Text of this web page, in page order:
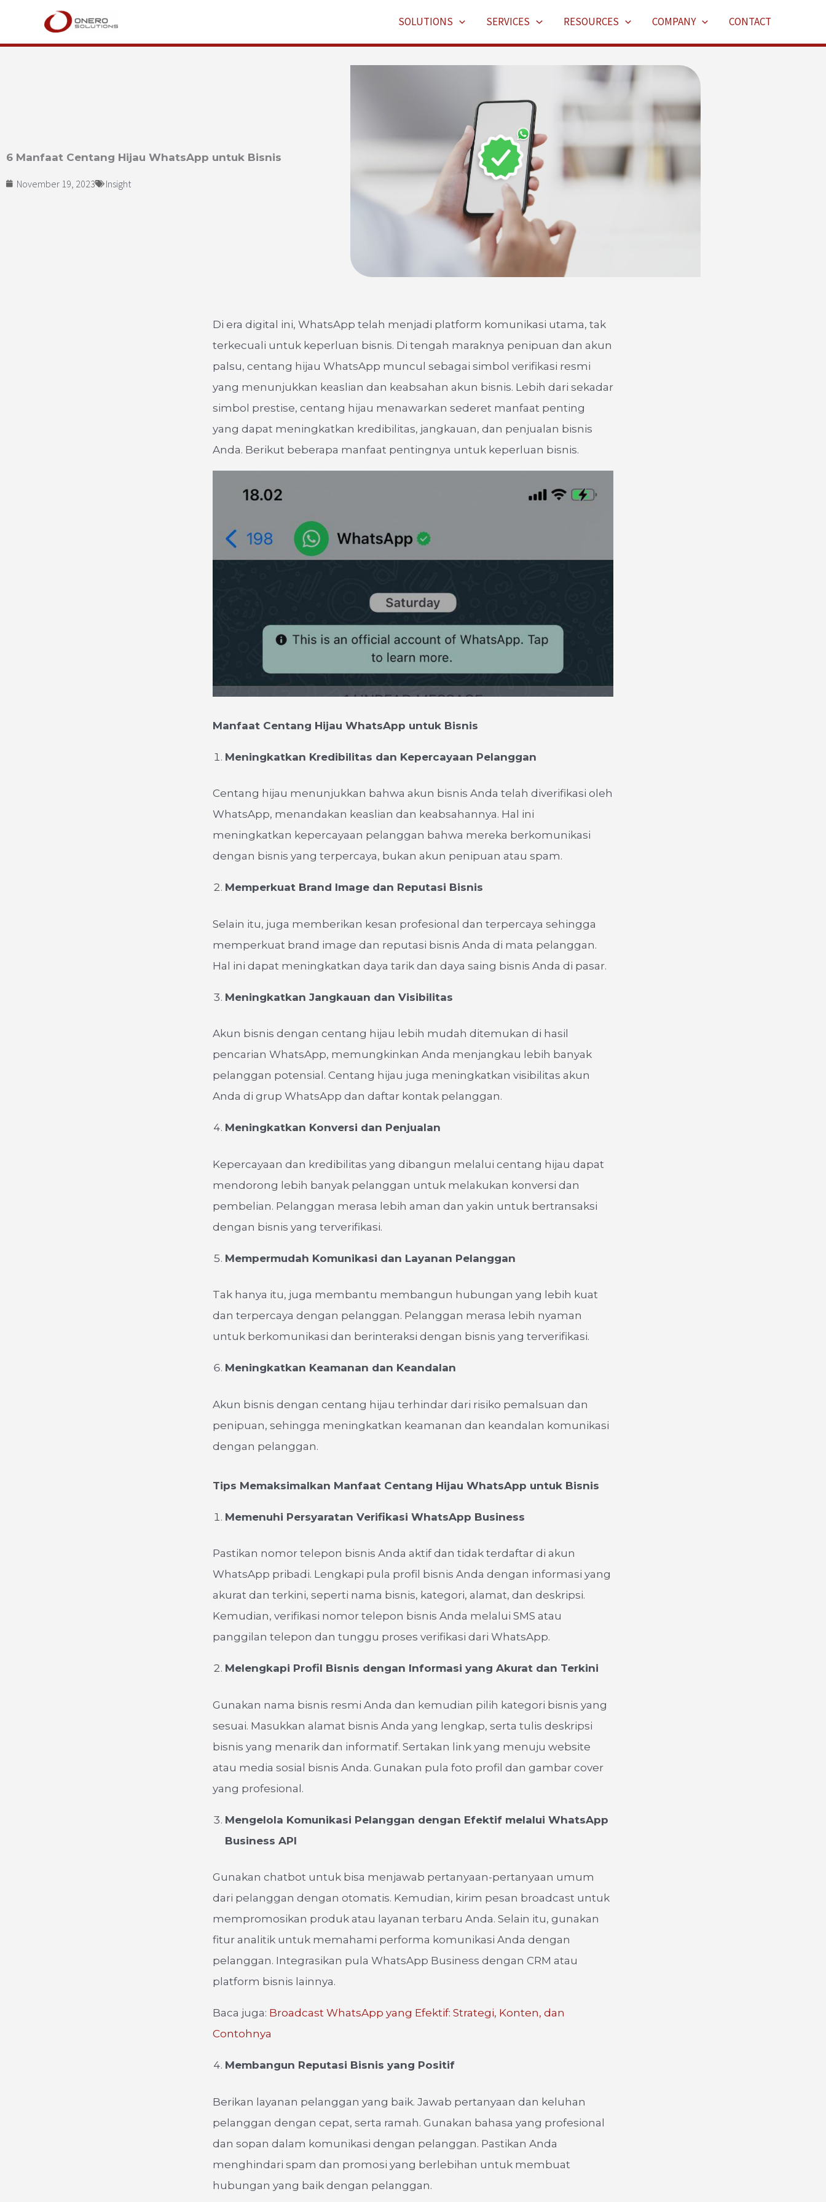
konten
SOLUTIONS SERVICES RESOURCES COMPANY CONTACT
6 Manfaat Centang Hijau WhatsApp untuk Bisnis
November 19, 2023 Insight
Di era digital ini, WhatsApp telah menjadi platform komunikasi utama, tak
terkecuali untuk keperluan bisnis. Di tengah maraknya penipuan dan akun
palsu, centang hijau WhatsApp muncul sebagai simbol verifikasi resmi
yang menunjukkan keaslian dan keabsahan akun bisnis. Lebih dari sekadar
simbol prestise, centang hijau menawarkan sederet manfaat penting
yang dapat meningkatkan kredibilitas, jangkauan, dan penjualan bisnis
Anda. Berikut beberapa manfaat pentingnya untuk keperluan bisnis.
Manfaat Centang Hijau WhatsApp untuk Bisnis
Meningkatkan Kredibilitas dan Kepercayaan Pelanggan
Centang hijau menunjukkan bahwa akun bisnis Anda telah diverifikasi oleh
WhatsApp, menandakan keaslian dan keabsahannya. Hal ini
meningkatkan kepercayaan pelanggan bahwa mereka berkomunikasi
dengan bisnis yang terpercaya, bukan akun penipuan atau spam.
Memperkuat Brand Image dan Reputasi Bisnis
Selain itu, juga memberikan kesan profesional dan terpercaya sehingga
memperkuat brand image dan reputasi bisnis Anda di mata pelanggan.
Hal ini dapat meningkatkan daya tarik dan daya saing bisnis Anda di pasar.
Meningkatkan Jangkauan dan Visibilitas
Akun bisnis dengan centang hijau lebih mudah ditemukan di hasil
pencarian WhatsApp, memungkinkan Anda menjangkau lebih banyak
pelanggan potensial. Centang hijau juga meningkatkan visibilitas akun
Anda di grup WhatsApp dan daftar kontak pelanggan.
Meningkatkan Konversi dan Penjualan
Kepercayaan dan kredibilitas yang dibangun melalui centang hijau dapat
mendorong lebih banyak pelanggan untuk melakukan konversi dan
pembelian. Pelanggan merasa lebih aman dan yakin untuk bertransaksi
dengan bisnis yang terverifikasi.
Mempermudah Komunikasi dan Layanan Pelanggan
Tak hanya itu, juga membantu membangun hubungan yang lebih kuat
dan terpercaya dengan pelanggan. Pelanggan merasa lebih nyaman
untuk berkomunikasi dan berinteraksi dengan bisnis yang terverifikasi.
Meningkatkan Keamanan dan Keandalan
Akun bisnis dengan centang hijau terhindar dari risiko pemalsuan dan
penipuan, sehingga meningkatkan keamanan dan keandalan komunikasi
dengan pelanggan.
Tips Memaksimalkan Manfaat Centang Hijau WhatsApp untuk Bisnis
Memenuhi Persyaratan Verifikasi WhatsApp Business
Pastikan nomor telepon bisnis Anda aktif dan tidak terdaftar di akun
WhatsApp pribadi. Lengkapi pula profil bisnis Anda dengan informasi yang
akurat dan terkini, seperti nama bisnis, kategori, alamat, dan deskripsi.
Kemudian, verifikasi nomor telepon bisnis Anda melalui SMS atau
panggilan telepon dan tunggu proses verifikasi dari WhatsApp.
Melengkapi Profil Bisnis dengan Informasi yang Akurat dan Terkini
Gunakan nama bisnis resmi Anda dan kemudian pilih kategori bisnis yang
sesuai. Masukkan alamat bisnis Anda yang lengkap, serta tulis deskripsi
bisnis yang menarik dan informatif. Sertakan link yang menuju website
atau media sosial bisnis Anda. Gunakan pula foto profil dan gambar cover
yang profesional.
Mengelola Komunikasi Pelanggan dengan Efektif melalui WhatsApp
Business API
Gunakan chatbot untuk bisa menjawab pertanyaan-pertanyaan umum
dari pelanggan dengan otomatis. Kemudian, kirim pesan broadcast untuk
mempromosikan produk atau layanan terbaru Anda. Selain itu, gunakan
fitur analitik untuk memahami performa komunikasi Anda dengan
pelanggan. Integrasikan pula WhatsApp Business dengan CRM atau
platform bisnis lainnya.
Baca juga: Broadcast WhatsApp yang Efektif: Strategi, Konten, dan
Contohnya
Membangun Reputasi Bisnis yang Positif
Berikan layanan pelanggan yang baik. Jawab pertanyaan dan keluhan
pelanggan dengan cepat, serta ramah. Gunakan bahasa yang profesional
dan sopan dalam komunikasi dengan pelanggan. Pastikan Anda
menghindari spam dan promosi yang berlebihan untuk membuat
hubungan yang baik dengan pelanggan.